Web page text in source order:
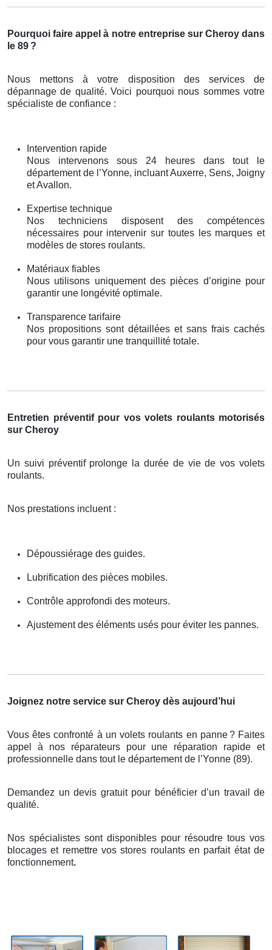
Pourquoi faire appel à notre entreprise sur Cheroy dans
le 89 ?
Nous mettons à votre disposition des services de
dépannage de qualité. Voici pourquoi nous sommes votre
spécialiste de confiance :
Intervention rapide
Nous intervenons sous 24 heures dans tout le
département de l’Yonne, incluant Auxerre, Sens, Joigny
et Avallon.
Expertise technique
Nos techniciens disposent des compétences
nécessaires pour intervenir sur toutes les marques et
modèles de stores roulants.
Matériaux fiables
Nous utilisons uniquement des pièces d’origine pour
garantir une longévité optimale.
Transparence tarifaire
Nos propositions sont détaillées et sans frais cachés
pour vous garantir une tranquillité totale.
Entretien préventif pour vos volets roulants motorisés
sur Cheroy
Un suivi préventif prolonge la durée de vie de vos volets
roulants.
Nos prestations incluent :
Dépoussiérage des guides.
Lubrification des pièces mobiles.
Contrôle approfondi des moteurs.
Ajustement des éléments usés pour éviter les pannes.
Joignez notre service sur Cheroy dès aujourd’hui
Vous êtes confronté à un volets roulants en panne? Faites
appel à nos réparateurs pour une réparation rapide et
professionnelle dans tout le département de l ’Yonne (89).
Demandez un devis gratuit pour bénéficier d’un travail de
qualité.
Nos spécialistes sont disponibles pour résoudre tous vos
blocages et remettre vos stores roulants en parfait état de
fonctionnement.